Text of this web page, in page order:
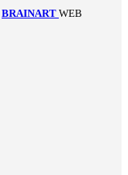
BRAINART WEB